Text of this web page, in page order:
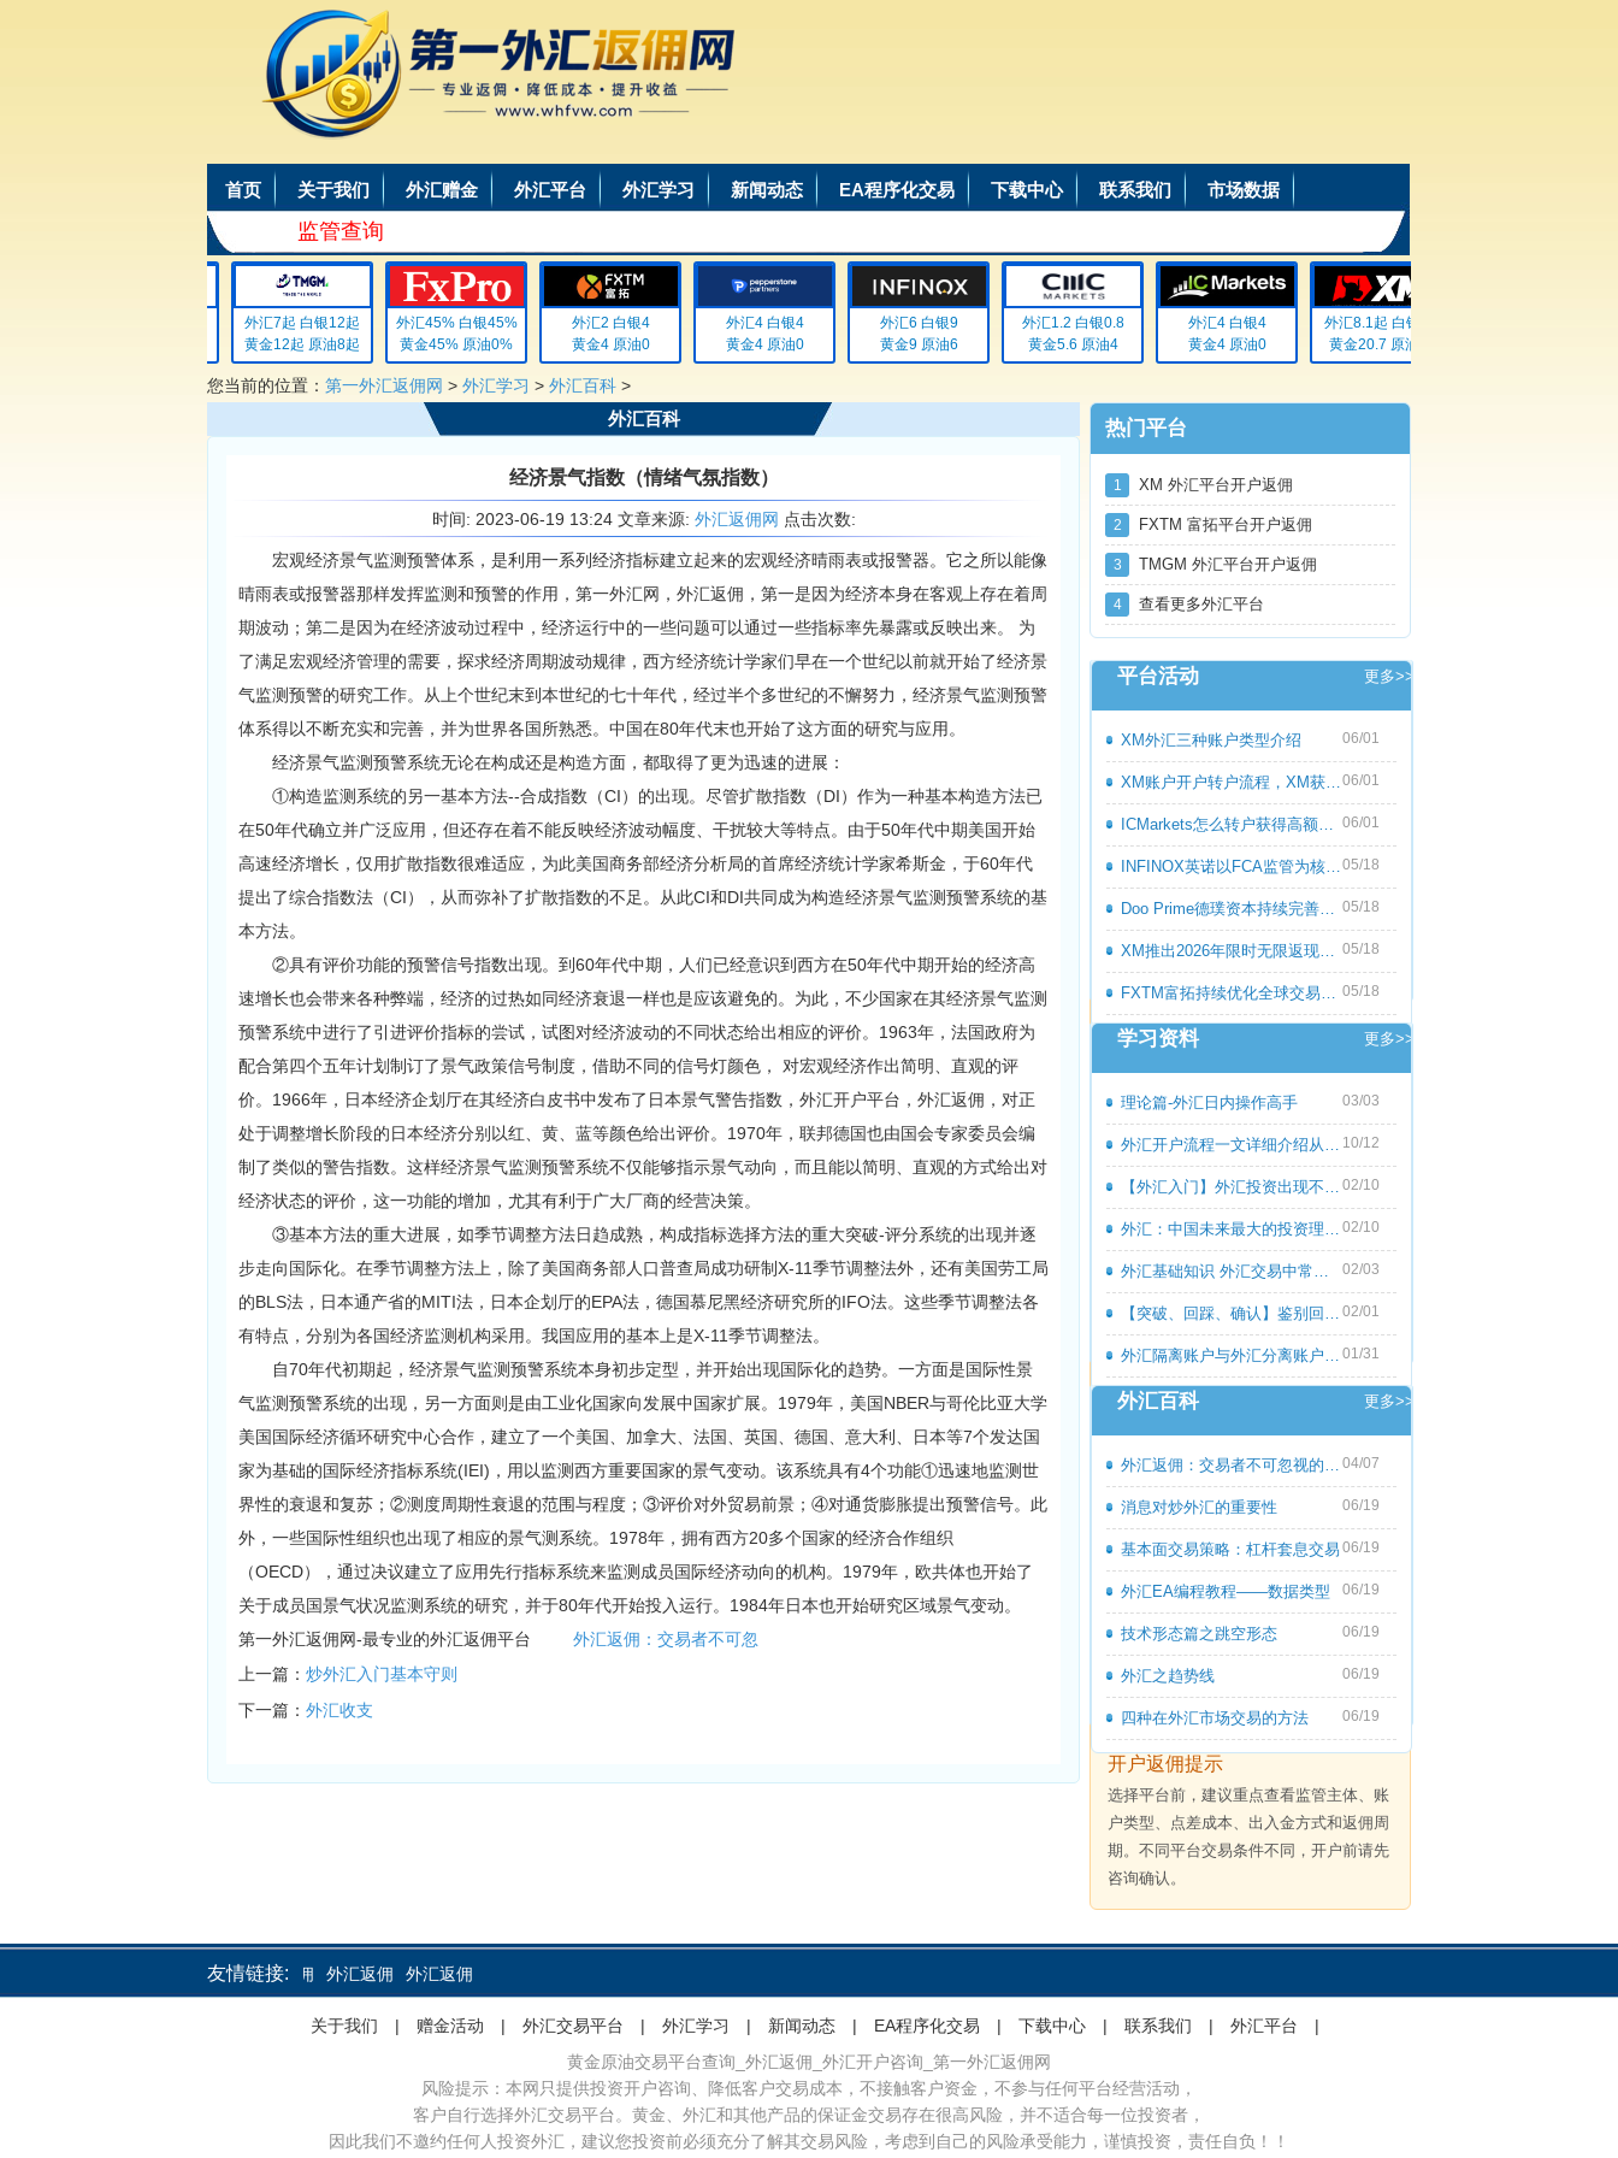
首页 关于我们 外汇赠金 外汇平台 外汇学习 新闻动态 EA程序化交易 下载中心 联系我们 市场数据
监管查询
外汇7起 白银12起
黄金12起 原油8起
外汇45% 白银45%
黄金45% 原油0%
外汇2 白银4
黄金4 原油0
外汇4 白银4
黄金4 原油0
外汇6 白银9
黄金9 原油6
外汇1.2 白银0.8
黄金5.6 原油4
外汇4 白银4
黄金4 原油0
外汇8.1起 白银72
黄金20.7 原油无
您当前的位置： 第一外汇返佣网 > 外汇学习 > 外汇百科 >
外汇百科
经济景气指数（情绪气氛指数）
时间: 2023-06-19 13:24 文章来源: 外汇返佣网 点击次数:
宏观经济景气监测预警体系，是利用一系列经济指标建立起来的宏观经济晴雨表或报警器。它之所以能像
晴雨表或报警器那样发挥监测和预警的作用，第一外汇网，外汇返佣，第一是因为经济本身在客观上存在着周
期波动；第二是因为在经济波动过程中，经济运行中的一些问题可以通过一些指标率先暴露或反映出来。 为
了满足宏观经济管理的需要，探求经济周期波动规律，西方经济统计学家们早在一个世纪以前就开始了经济景
气监测预警的研究工作。从上个世纪末到本世纪的七十年代，经过半个多世纪的不懈努力，经济景气监测预警
体系得以不断充实和完善，并为世界各国所熟悉。中国在80年代末也开始了这方面的研究与应用。
经济景气监测预警系统无论在构成还是构造方面，都取得了更为迅速的进展：
①构造监测系统的另一基本方法--合成指数（CI）的出现。尽管扩散指数（DI）作为一种基本构造方法已
在50年代确立并广泛应用，但还存在着不能反映经济波动幅度、干扰较大等特点。由于50年代中期美国开始
高速经济增长，仅用扩散指数很难适应，为此美国商务部经济分析局的首席经济统计学家希斯金，于60年代
提出了综合指数法（CI），从而弥补了扩散指数的不足。从此CI和DI共同成为构造经济景气监测预警系统的基
本方法。
②具有评价功能的预警信号指数出现。到60年代中期，人们已经意识到西方在50年代中期开始的经济高
速增长也会带来各种弊端，经济的过热如同经济衰退一样也是应该避免的。为此，不少国家在其经济景气监测
预警系统中进行了引进评价指标的尝试，试图对经济波动的不同状态给出相应的评价。1963年，法国政府为
配合第四个五年计划制订了景气政策信号制度，借助不同的信号灯颜色， 对宏观经济作出简明、直观的评
价。1966年，日本经济企划厅在其经济白皮书中发布了日本景气警告指数，外汇开户平台，外汇返佣，对正
处于调整增长阶段的日本经济分别以红、黄、蓝等颜色给出评价。1970年，联邦德国也由国会专家委员会编
制了类似的警告指数。这样经济景气监测预警系统不仅能够指示景气动向，而且能以简明、直观的方式给出对
经济状态的评价，这一功能的增加，尤其有利于广大厂商的经营决策。
③基本方法的重大进展，如季节调整方法日趋成熟，构成指标选择方法的重大突破-评分系统的出现并逐
步走向国际化。在季节调整方法上，除了美国商务部人口普查局成功研制X-11季节调整法外，还有美国劳工局
的BLS法，日本通产省的MITI法，日本企划厅的EPA法，德国慕尼黑经济研究所的IFO法。这些季节调整法各
有特点，分别为各国经济监测机构采用。我国应用的基本上是X-11季节调整法。
自70年代初期起，经济景气监测预警系统本身初步定型，并开始出现国际化的趋势。一方面是国际性景
气监测预警系统的出现，另一方面则是由工业化国家向发展中国家扩展。1979年，美国NBER与哥伦比亚大学
美国国际经济循环研究中心合作，建立了一个美国、加拿大、法国、英国、德国、意大利、日本等7个发达国
家为基础的国际经济指标系统(IEI)，用以监测西方重要国家的景气变动。该系统具有4个功能①迅速地监测世
界性的衰退和复苏；②测度周期性衰退的范围与程度；③评价对外贸易前景；④对通货膨胀提出预警信号。此
外，一些国际性组织也出现了相应的景气测系统。1978年，拥有西方20多个国家的经济合作组织
（OECD），通过决议建立了应用先行指标系统来监测成员国际经济动向的机构。1979年，欧共体也开始了
关于成员国景气状况监测系统的研究，并于80年代开始投入运行。1984年日本也开始研究区域景气变动。
第一外汇返佣网-最专业的外汇返佣平台
外汇返佣：交易者不可忽
上一篇： 炒外汇入门基本守则
下一篇： 外汇收支
热门平台
1 XM 外汇平台开户返佣
2 FXTM 富拓平台开户返佣
3 TMGM 外汇平台开户返佣
4 查看更多外汇平台
平台活动 更多>>
XM外汇三种账户类型介绍 06/01
XM账户开户转户流程，XM获取高额返佣教程06/01
ICMarkets怎么转户获得高额返佣呢？ICMark 06/01
INFINOX英诺以FCA监管为核心优势，持续优化05/18
Doo Prime德璞资本持续完善多资产交易服务 05/18
XM推出2026年限时无限返现活动，交易越多 05/18
FXTM富拓持续优化全球交易服务，多元化产 05/18
学习资料 更多>>
理论篇-外汇日内操作高手 03/03
外汇开户流程一文详细介绍从零到一 10/12
【外汇入门】外汇投资出现不良心态的原 02/10
外汇：中国未来最大的投资理财市场 02/10
外汇基础知识 外汇交易中常见的外汇专用 02/03
【突破、回踩、确认】鉴别回撤和倒退 02/01
外汇隔离账户与外汇分离账户的区别 01/31
外汇百科 更多>>
外汇返佣：交易者不可忽视的隐藏收益 04/07
消息对炒外汇的重要性 06/19
基本面交易策略：杠杆套息交易 06/19
外汇EA编程教程――数据类型 06/19
技术形态篇之跳空形态 06/19
外汇之趋势线 06/19
四种在外汇市场交易的方法 06/19
开户返佣提示
选择平台前，建议重点查看监管主体、账
户类型、点差成本、出入金方式和返佣周
期。不同平台交易条件不同，开户前请先
咨询确认。
友情链接:
外汇返佣 外汇返佣 外汇返佣
关于我们 | 赠金活动 | 外汇交易平台 | 外汇学习 | 新闻动态 | EA程序化交易 | 下载中心 | 联系我们 | 外汇平台
|
黄金原油交易平台查询_外汇返佣_外汇开户咨询_第一外汇返佣网
风险提示：本网只提供投资开户咨询、降低客户交易成本，不接触客户资金，不参与任何平台经营活动，
客户自行选择外汇交易平台。黄金、外汇和其他产品的保证金交易存在很高风险，并不适合每一位投资者，
因此我们不邀约任何人投资外汇，建议您投资前必须充分了解其交易风险，考虑到自己的风险承受能力，谨慎投资，责任自负！！